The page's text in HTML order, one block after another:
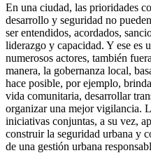
En una ciudad, las prioridades
desarrollo y seguridad no
ser entendidos, acordados,
liderazgo y capacidad. Y ese es
numerosos actores, también
manera, la gobernanza local,
hace posible, por ejemplo,
vida comunitaria, desarrollar
organizar una mejor vigilancia.
iniciativas conjuntas, a su vez,
construir la seguridad urbana y
de una gestión urbana